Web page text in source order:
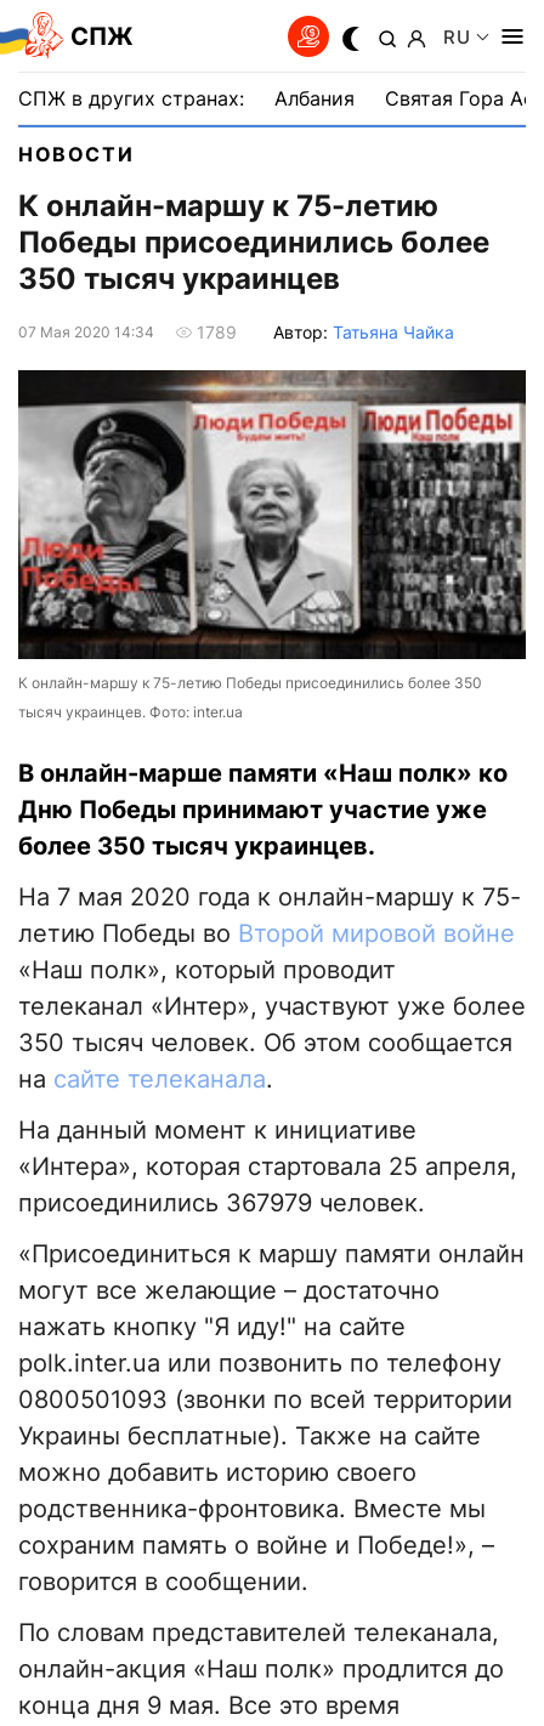
СПЖ RU
СПЖ в других странах: Албания Святая Гора
НОВОСТИ
К онлайн-маршу к 75-летию
Победы присоединились более
350 тысяч украинцев
07 Мая 2020 14:34 1789 Автор: Татьяна Чайка
К онлайн-маршу к 75-летию Победы присоединились более 350
тысяч украинцев. Фото: inter.ua
В онлайн-марше памяти «Наш полк» ко
Дню Победы принимают участие уже
более 350 тысяч украинцев.
На 7 мая 2020 года к онлайн-маршу к 75-
летию Победы во Второй мировой войне
«Наш полк», который проводит
телеканал «Интер», участвуют уже более
350 тысяч человек. Об этом сообщается
на сайте телеканала.
На данный момент к инициативе
«Интера», которая стартовала 25 апреля,
присоединились 367979 человек.
«Присоединиться к маршу памяти онлайн
могут все желающие – достаточно
нажать кнопку "Я иду!" на сайте
polk.inter.ua или позвонить по телефону
0800501093 (звонки по всей территории
Украины бесплатные). Также на сайте
можно добавить историю своего
родственника-фронтовика. Вместе мы
сохраним память о войне и Победе!», –
говорится в сообщении.
По словам представителей телеканала,
онлайн-акция «Наш полк» продлится до
конца дня 9 мая. Все это время